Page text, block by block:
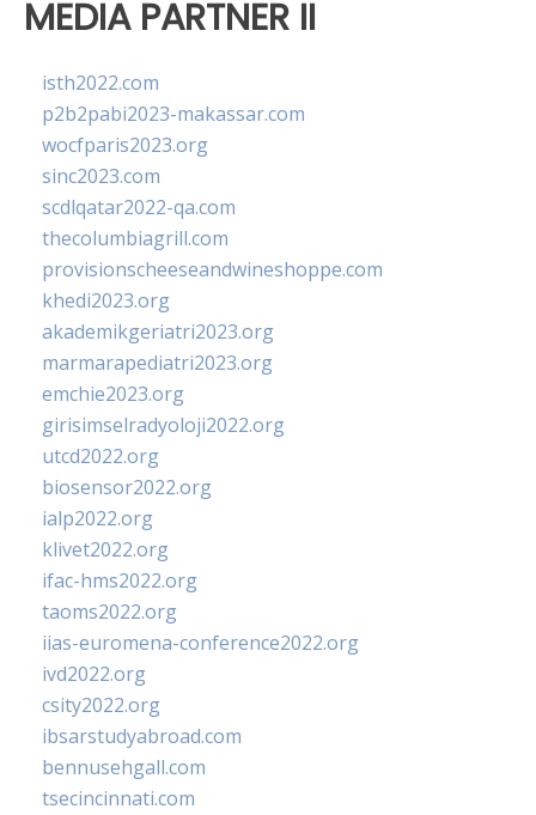
MEDIA PARTNER II
isth2022.com
p2b2pabi2023-makassar.com
wocfparis2023.org
sinc2023.com
scdlqatar2022-qa.com
thecolumbiagrill.com
provisionscheeseandwineshoppe.com
khedi2023.org
akademikgeriatri2023.org
marmarapediatri2023.org
emchie2023.org
girisimselradyoloji2022.org
utcd2022.org
biosensor2022.org
ialp2022.org
klivet2022.org
ifac-hms2022.org
taoms2022.org
iias-euromena-conference2022.org
ivd2022.org
csity2022.org
ibsarstudyabroad.com
bennusehgall.com
tsecincinnati.com